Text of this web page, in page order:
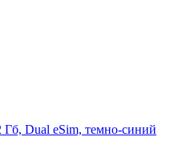
Dual eSim, темно-синий